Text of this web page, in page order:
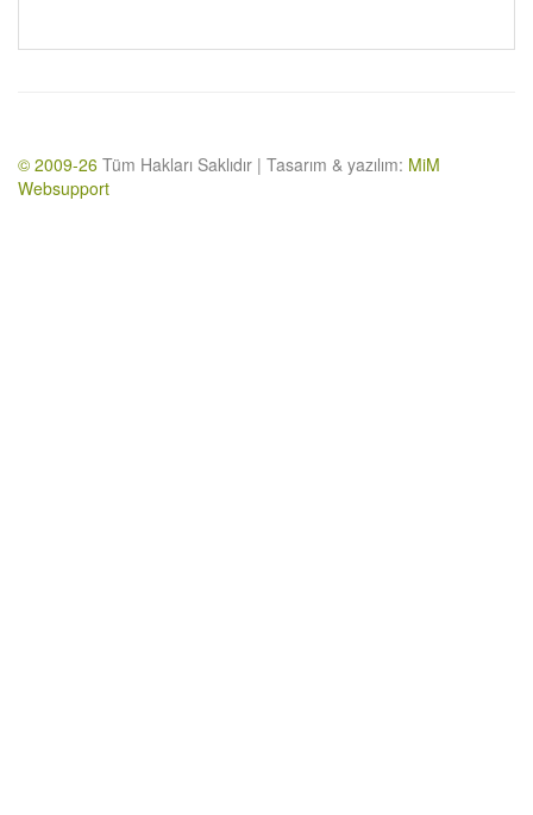
© 2009-26 Tüm Hakları Saklıdır | Tasarım & yazılım: MiM
Websupport